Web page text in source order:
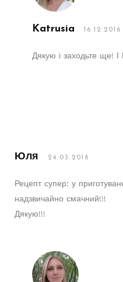
Katrusia 16.12.2016
Дякую і заходьте ще!
Юля 24.03.2018
Рецепт супер: у
надзвичайно смачний!!!
Дякую!!!